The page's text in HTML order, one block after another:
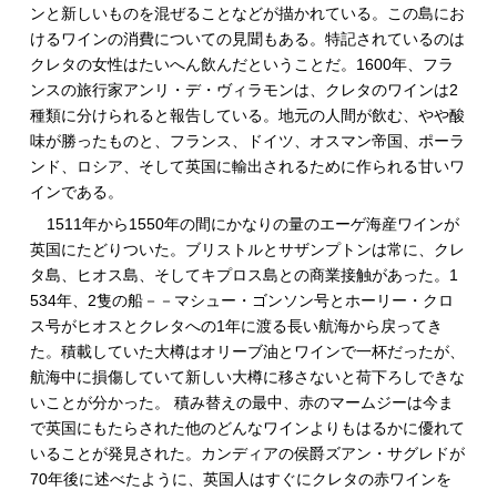
ンと新しいものを混ぜることなどが描かれている。この島にお
けるワインの消費についての見聞もある。特記されているのは
クレタの女性はたいへん飲んだということだ。1600年、フラ
ンスの旅行家アンリ・デ・ヴィラモンは、クレタのワインは2
種類に分けられると報告している。地元の人間が飲む、やや酸
味が勝ったものと、フランス、ドイツ、オスマン帝国、ポーラ
ンド、ロシア、そして英国に輸出されるために作られる甘いワ
インである。
1511年から1550年の間にかなりの量のエーゲ海産ワインが
英国にたどりついた。ブリストルとサザンプトンは常に、クレ
タ島、ヒオス島、そしてキプロス島との商業接触があった。1
534年、2隻の船－－マシュー・ゴンソン号とホーリー・クロ
ス号がヒオスとクレタへの1年に渡る長い航海から戻ってき
た。積載していた大樽はオリーブ油とワインで一杯だったが、
航海中に損傷していて新しい大樽に移さないと荷下ろしできな
いことが分かった。 積み替えの最中、赤のマームジーは今ま
で英国にもたらされた他のどんなワインよりもはるかに優れて
いることが発見された。カンディアの侯爵ズアン・サグレドが
70年後に述べたように、英国人はすぐにクレタの赤ワインを